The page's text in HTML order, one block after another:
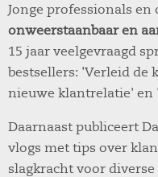
Jonge professionals
onweerstaanbaar en
15 jaar veelgevraagd
bestsellers: 'Verleid de
nieuwe klantrelatie' en
Daarnaast publiceert
vlogs met tips over
slagkracht voor diverse